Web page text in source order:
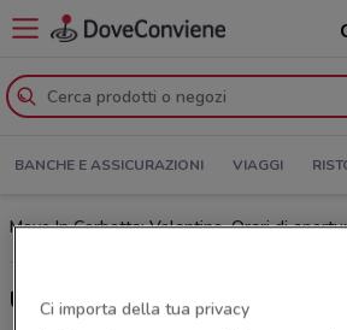
BANCHE E ASSICURAZIONI VIAGGI
Move In Corbetta: Volantino, Orari di
Ultime offerte del volantino
Ci importa della tua privacy